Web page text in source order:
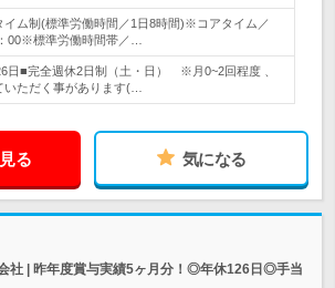
イム制(標準労働時間／1日8時間)※コアタイム／
00※標準労働時間帯／…
日■完全週休2日制（土・日） ※月0~2回程度 、
いただく事があります(…
る 気になる
社 | 昨年度賞与実績5ヶ月分！◎年休126日◎手当